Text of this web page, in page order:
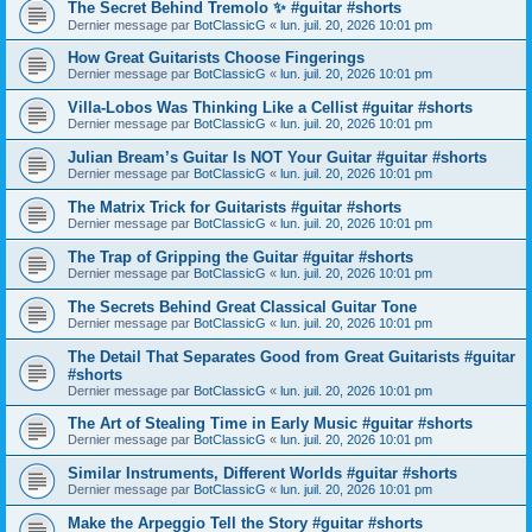
The Secret Behind Tremolo ✨ #guitar #shorts
Dernier message par BotClassicG « lun. juil. 20, 2026 10:01 pm
How Great Guitarists Choose Fingerings
Dernier message par BotClassicG « lun. juil. 20, 2026 10:01 pm
Villa-Lobos Was Thinking Like a Cellist #guitar #shorts
Dernier message par BotClassicG « lun. juil. 20, 2026 10:01 pm
Julian Bream’s Guitar Is NOT Your Guitar #guitar #shorts
Dernier message par BotClassicG « lun. juil. 20, 2026 10:01 pm
The Matrix Trick for Guitarists #guitar #shorts
Dernier message par BotClassicG « lun. juil. 20, 2026 10:01 pm
The Trap of Gripping the Guitar #guitar #shorts
Dernier message par BotClassicG « lun. juil. 20, 2026 10:01 pm
The Secrets Behind Great Classical Guitar Tone
Dernier message par BotClassicG « lun. juil. 20, 2026 10:01 pm
The Detail That Separates Good from Great Guitarists #guitar
#shorts
Dernier message par BotClassicG « lun. juil. 20, 2026 10:01 pm
The Art of Stealing Time in Early Music #guitar #shorts
Dernier message par BotClassicG « lun. juil. 20, 2026 10:01 pm
Similar Instruments, Different Worlds #guitar #shorts
Dernier message par BotClassicG « lun. juil. 20, 2026 10:01 pm
Make the Arpeggio Tell the Story #guitar #shorts